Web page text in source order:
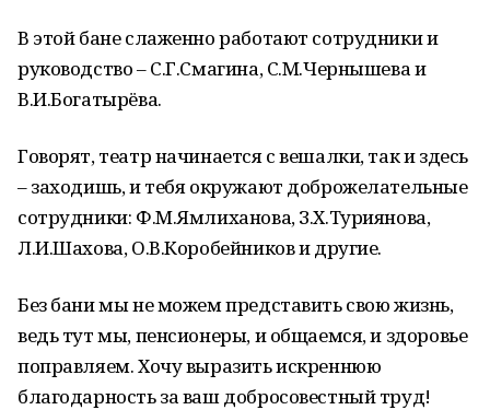
В этой бане слаженно работают сотрудники и
руководство – С.Г.Смагина, С.М.Чернышева и
В.И.Богатырёва.
Говорят, театр начинается с вешалки, так и здесь
– заходишь, и тебя окружают доброжелательные
сотрудники: Ф.М.Ямлиханова, З.Х.Туриянова,
Л.И.Шахова, О.В.Коробейников и другие.
Без бани мы не можем представить свою жизнь,
ведь тут мы, пенсионеры, и общаемся, и здоровье
поправляем. Хочу выразить искреннюю
благодарность за ваш добросовестный труд!